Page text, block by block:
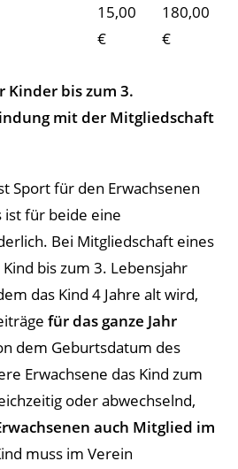
15,00
€
180,00
€
bis zum 3.
mit der Mitgliedschaft
Sport für den Erwachsenen
ist für beide eine
Bei Mitgliedschaft eines
bis zum 3. Lebensjahr
das Kind 4 Jahre alt wird,
für das ganze Jahr
dem Geburtsdatum des
Erwachsene das Kind zum
oder abwechselnd,
auch Mitglied im
muss im Verein